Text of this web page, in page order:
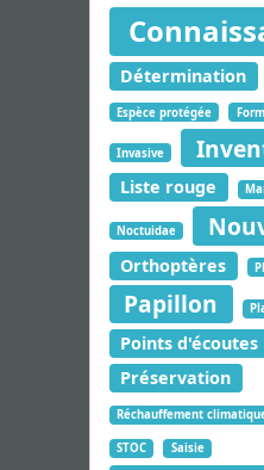
Détermination
Espèce protégée
Invasive
Liste rouge
Noctuidae
Orthoptères
Papillon
Points d'écoutes
Préservation
Réchauffement
STOC Saisie